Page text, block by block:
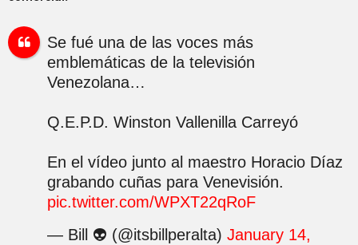
Se fué una de las voces más
emblemáticas de la televisión
Venezolana…
Q.E.P.D. Winston Vallenilla Carreyó
En el vídeo junto al maestro Horacio Díaz
grabando cuñas para Venevisión.
pic.twitter.com/WPXT22qRoF
— Bill 👽 (@itsbillperalta) January 14,